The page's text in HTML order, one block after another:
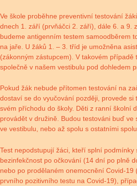
Ve škole proběhne preventivní testování
dnech 1. září (prvňáčci 2. září), dále 6. a 9.
budeme antigenním testem samoodběrem
na jaře. U žáků 1. – 3. tříd je umožněna
(zákonným zástupcem). V takovém případě
společně v našem vestibulu pod dohledem
Pokud žák nebude přítomen testování na
dostaví se do vyučování později, provede si
svém příchodu do školy. Děti z ranní školní
provádět v družině. Budou testováni buď ve
ve vestibulu, nebo až spolu s ostatními
Test nepodstupují žáci, kteří splní podmínky
bezinfekčnost po očkování (14 dní po plně
nebo po prodělaném onemocnění Covid-19
prvního pozitivního testu na Covid-19),